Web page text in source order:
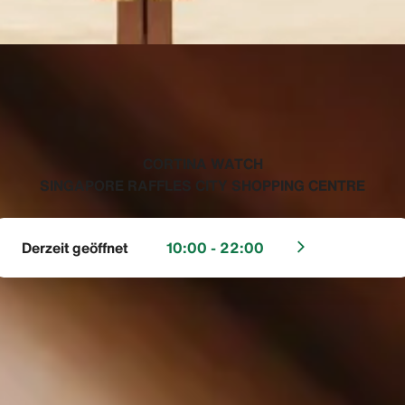
‭CORTINA WATCH
SINGAPORE RAFFLES CITY SHOPPING CENTRE‬
Derzeit geöffnet 10:00 - 22:00